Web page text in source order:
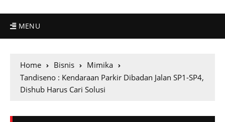
MENU
Home Bisnis
Mimika
Tandiseno : Kendaraan Parkir Dibadan Jalan SP1-SP4,
Dishub Harus Cari Solusi